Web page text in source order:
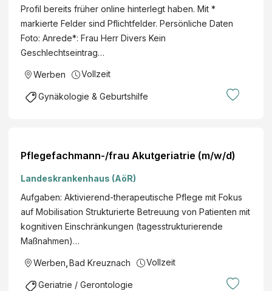
Profil bereits früher online hinterlegt haben. Mit *
markierte Felder sind Pflichtfelder. Persönliche Daten
Foto: Anrede*: Frau Herr Divers Kein
Geschlechtseintrag…
Werben Vollzeit
Gynäkologie & Geburtshilfe
Pflegefachmann-/frau Akutgeriatrie (m/w/d)
Landeskrankenhaus (AöR)
Aufgaben: Aktivierend-therapeutische Pflege mit Fokus
auf Mobilisation Strukturierte Betreuung von Patienten mit
kognitiven Einschränkungen (tagesstrukturierende
Maßnahmen)…
Werben,Bad Kreuznach Vollzeit
Geriatrie / Gerontologie